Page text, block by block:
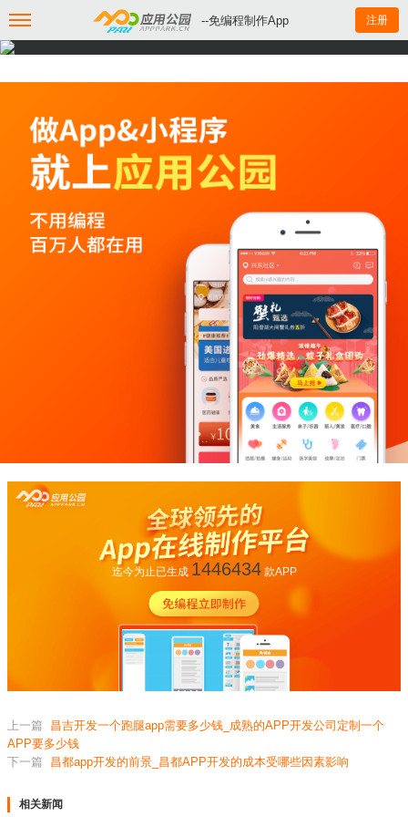
--免编程制作App 注册
迄今为止已生成 1446434款APP
上一篇
昌吉开发一个跑腿app需要多少钱_成熟的APP开发公司定制一个
APP要多少钱
下一篇
昌都app开发的前景_昌都APP开发的成本受哪些因素影响
相关新闻